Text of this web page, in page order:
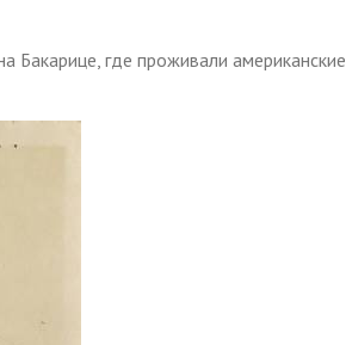
где проживали американские